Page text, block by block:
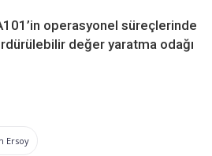
operasyonel süreçlerinde
değer yaratma odağı
Ersoy